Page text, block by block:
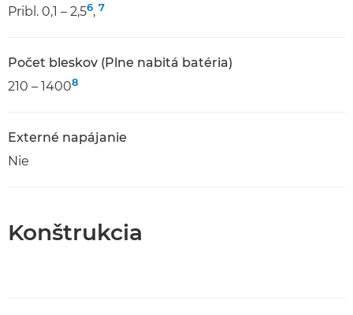
Pribl. 0,1 – 2,56, 7
Počet bleskov (Plne nabitá batéria)
210 – 14008
Externé napájanie
Nie
Konštrukcia